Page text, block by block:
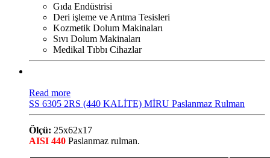
Gıda Endüstrisi
Deri işleme ve Arıtma Tesisleri
Kozmetik Dolum Makinaları
Sıvı Dolum Makinaları
Medikal Tıbbı Cihazlar
Read more
SS 6305 2RS (440 KALİTE) MİRU Paslanmaz Rulman
Ölçü: 25x62x17
AISI 440 Paslanmaz rulman.